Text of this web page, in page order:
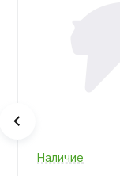
Наличие